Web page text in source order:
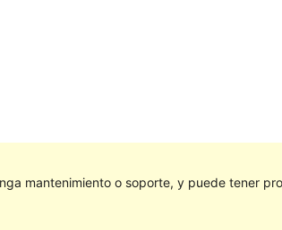
mantenimiento o soporte, y puede tener